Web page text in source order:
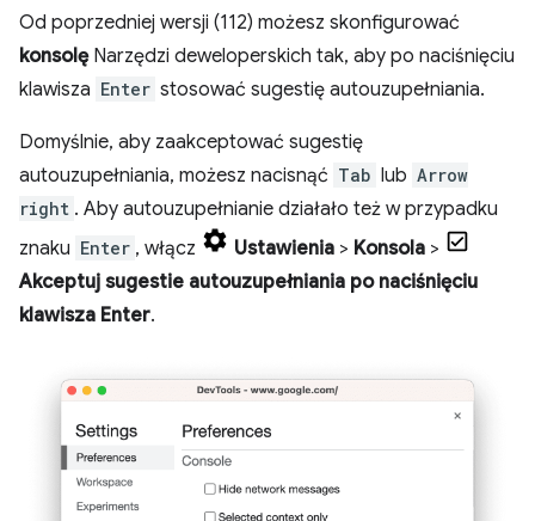
Od poprzedniej wersji (112) możesz skonfigurować
konsolęNarzędzi deweloperskich tak, aby po naciśnięciu
klawisza Enter stosować sugestię autouzupełniania.
Domyślnie, aby zaakceptować sugestię
autouzupełniania, możesz nacisnąć Tab lub Arrow
right . Aby autouzupełnianie działało też w przypadku
znaku Enter , włącz Ustawienia > Konsola >
Akceptuj sugestie autouzupełniania po naciśnięciu
klawisza Enter.